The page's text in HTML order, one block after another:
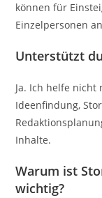
können für
Einzelpersonen
Unterstützt
Ja. Ich helfe
Ideenfindung,
Inhalte.
Warum ist
wichtig?